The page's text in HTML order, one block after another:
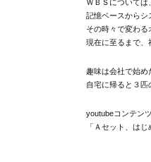
ＷＢＳについては
記憶ベースからシ
その時々で変わる
現在に至るまで、
趣味は会社で始め
自宅に帰ると３匹
youtubeコンテンツ
「Ａセット、は